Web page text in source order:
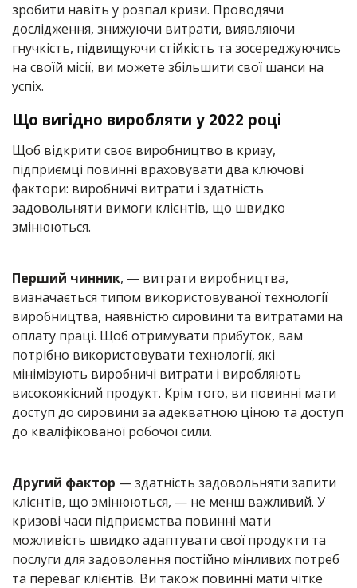
зробити навіть у розпал кризи. Проводячи
дослідження, знижуючи витрати, виявляючи
гнучкість, підвищуючи стійкість та зосереджуючись
на своїй місії, ви можете збільшити свої шанси на
успіх.
Що вигідно виробляти у 2022 році
Щоб відкрити своє виробництво в кризу,
підприємці повинні враховувати два ключові
фактори: виробничі витрати і здатність
задовольняти вимоги клієнтів, що швидко
змінюються.
Перший чинник, — витрати виробництва,
визначається типом використовуваної технології
виробництва, наявністю сировини та витратами на
оплату праці. Щоб отримувати прибуток, вам
потрібно використовувати технології, які
мінімізують виробничі витрати і виробляють
високоякісний продукт. Крім того, ви повинні мати
доступ до сировини за адекватною ціною та доступ
до кваліфікованої робочої сили.
Другий фактор — здатність задовольняти запити
клієнтів, що змінюються, — не менш важливий. У
кризові часи підприємства повинні мати
можливість швидко адаптувати свої продукти та
послуги для задоволення постійно мінливих потреб
та переваг клієнтів. Ви також повинні мати чітке